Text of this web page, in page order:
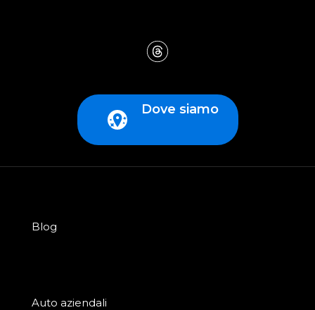
Dove siamo
Blog
Auto aziendali